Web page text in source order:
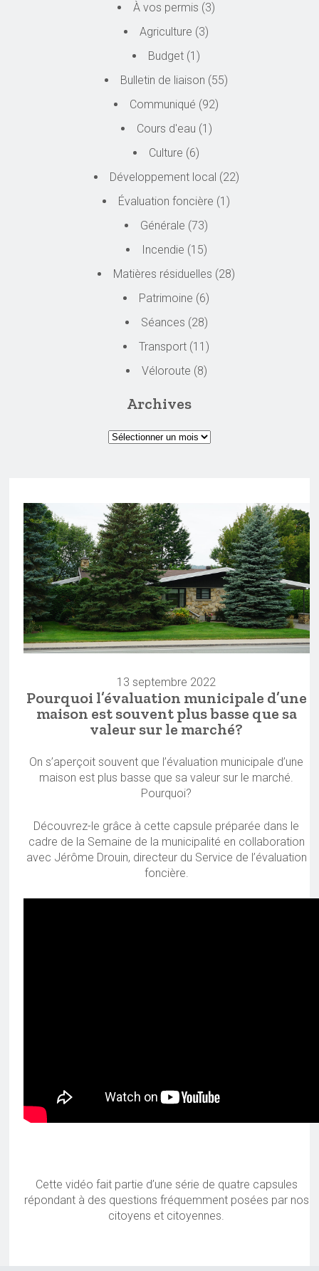
À vos permis (3)
Agriculture (3)
Budget (1)
Bulletin de liaison (55)
Communiqué (92)
Cours d'eau (1)
Culture (6)
Développement local (22)
Évaluation foncière (1)
Générale (73)
Incendie (15)
Matières résiduelles (28)
Patrimoine (6)
Séances (28)
Transport (11)
Véloroute (8)
Archives
13 septembre 2022
Pourquoi l’évaluation municipale d’une
maison est souvent plus basse que sa
valeur sur le marché?
On s’aperçoit souvent que l’évaluation municipale d’une
maison est plus basse que sa valeur sur le marché.
Pourquoi?
Découvrez-le grâce à cette capsule préparée dans le
cadre de la Semaine de la municipalité en collaboration
avec Jérôme Drouin, directeur du Service de l’évaluation
foncière.
Cette vidéo fait partie d’une série de quatre capsules
répondant à des questions fréquemment posées par nos
citoyens et citoyennes.